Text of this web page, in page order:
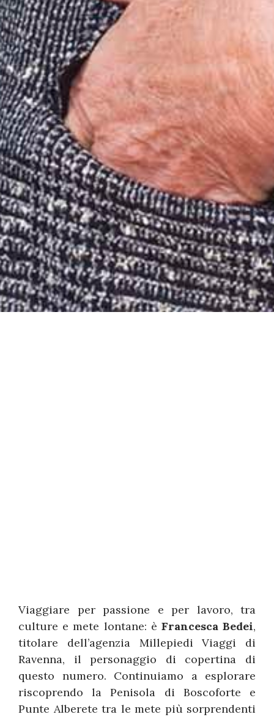
Viaggiare per passione e per lavoro, tra
culture e mete lontane: è Francesca Bedei,
titolare dell’agenzia Millepiedi Viaggi di
Ravenna, il personaggio di copertina di
questo numero. Continuiamo a esplorare
riscoprendo la Penisola di Boscoforte e
Punte Alberete tra le mete più sorprendenti